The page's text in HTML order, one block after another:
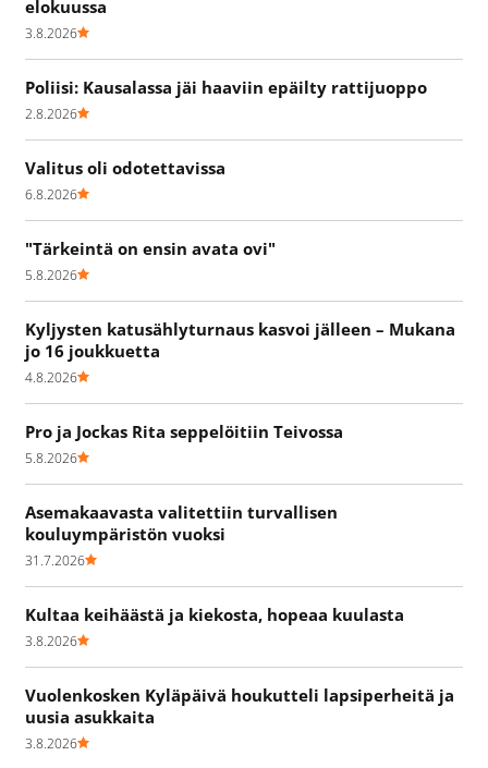
elokuussa
3.8.2026
Poliisi: Kausalassa jäi haaviin epäilty rattijuoppo
2.8.2026
Valitus oli odotettavissa
6.8.2026
"Tärkeintä on ensin avata ovi"
5.8.2026
Kyljysten katusählyturnaus kasvoi jälleen – Mukana
jo 16 joukkuetta
4.8.2026
Pro ja Jockas Rita seppelöitiin Teivossa
5.8.2026
Asemakaavasta valitettiin turvallisen
kouluympäristön vuoksi
31.7.2026
Kultaa keihäästä ja kiekosta, hopeaa kuulasta
3.8.2026
Vuolenkosken Kyläpäivä houkutteli lapsiperheitä ja
uusia asukkaita
3.8.2026